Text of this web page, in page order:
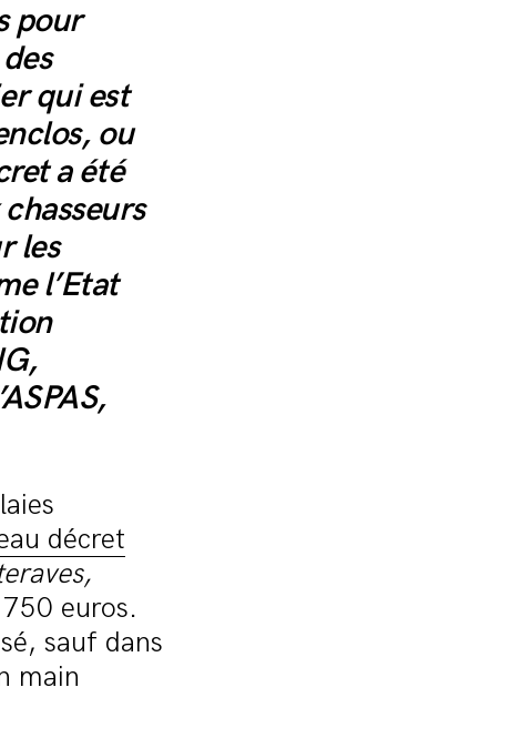
pour
qui est
ou
a été
les
l’Etat
décret
euros.
sauf dans
main